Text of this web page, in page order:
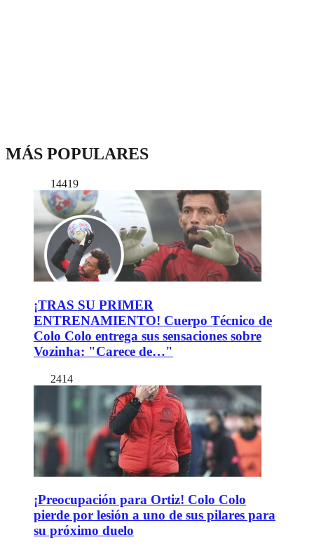
MÁS POPULARES
14419
¡TRAS SU PRIMER
ENTRENAMIENTO! Cuerpo Técnico de
Colo Colo entrega sus sensaciones sobre
Vozinha: "Carece de…"
2414
¡Preocupación para Ortiz! Colo Colo
pierde por lesión a uno de sus pilares para
su próximo duelo